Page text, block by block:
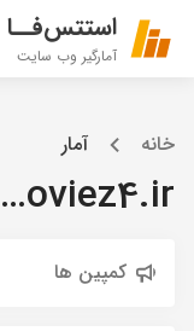
استتس‌فــا
آمارگیر وب سایت
خانه آمار
citymoviez4.ir
کمپین ها